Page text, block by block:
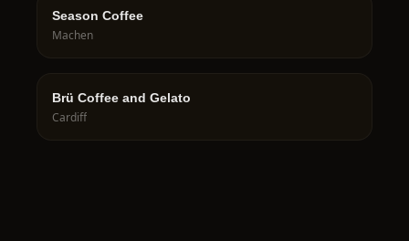
Season Coffee
Machen
Brü Coffee and Gelato
Cardiff